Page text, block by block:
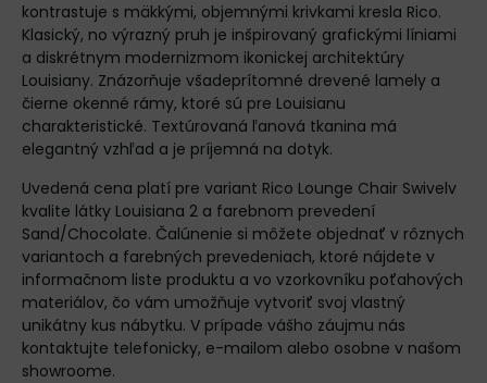
kontrastuje s mäkkými, objemnými krivkami kresla Rico.
Klasický, no výrazný pruh je inšpirovaný grafickými líniami
a diskrétnym modernizmom ikonickej architektúry
Louisiany. Znázorňuje všadeprítomné drevené lamely a
čierne okenné rámy, ktoré sú pre Louisianu
charakteristické. Textúrovaná ľanová tkanina má
elegantný vzhľad a je príjemná na dotyk.
Uvedená cena platí pre variant Rico Lounge Chair Swivelv
kvalite látky Louisiana 2 a farebnom prevedení
Sand/Chocolate. Čalúnenie si môžete objednať v rôznych
variantoch a farebných prevedeniach, ktoré nájdete v
informačnom liste produktu a vo vzorkovníku poťahových
materiálov, čo vám umožňuje vytvoriť svoj vlastný
unikátny kus nábytku. V prípade vášho záujmu nás
kontaktujte telefonicky, e-mailom alebo osobne v našom
showroome.